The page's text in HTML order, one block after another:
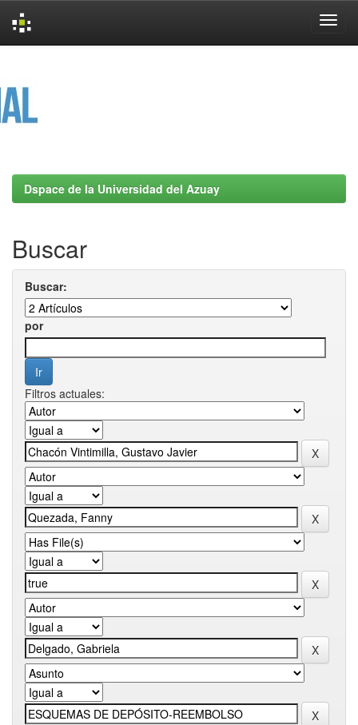
Dspace de la Universidad del Azuay
Buscar
Buscar:
por
Filtros actuales: